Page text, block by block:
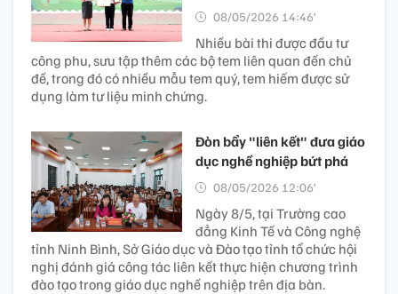
08/05/2026 14:46’
Nhiều bài thi được đầu tư
công phu, sưu tập thêm các bộ tem liên quan đến chủ
đề, trong đó có nhiều mẫu tem quý, tem hiếm được sử
dụng làm tư liệu minh chứng.
Đòn bẩy "liên kết" đưa giáo
dục nghề nghiệp bứt phá
08/05/2026 12:06’
Ngày 8/5, tại Trường cao
đẳng Kinh Tế và Công nghệ
tỉnh Ninh Bình, Sở Giáo dục và Đào tạo tỉnh tổ chức hội
nghị đánh giá công tác liên kết thực hiện chương trình
đào tạo trong giáo dục nghề nghiệp trên địa bàn.